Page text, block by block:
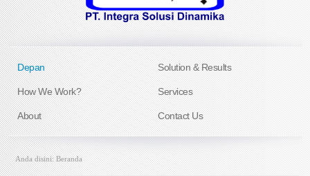
Depan Solution & Results
How We Work? Services
About Contact Us
Anda disini:Beranda